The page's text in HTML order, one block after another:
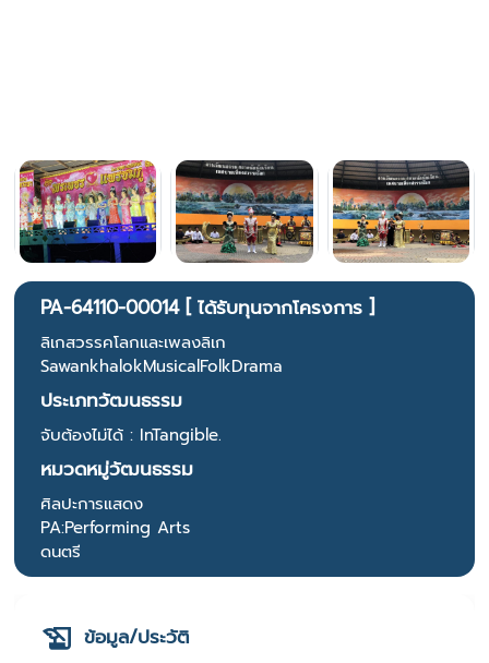
PA-64110-00014 [ ได้รับทุนจากโครงการ ]
ลิเกสวรรคโลกและเพลงลิเก
SawankhalokMusicalFolkDrama
ประเภทวัฒนธรรม
จับต้องไม่ได้ : InTangible.
หมวดหมู่วัฒนธรรม
ศิลปะการแสดง
PA:Performing Arts
ดนตรี
ข้อมูล/ประวัติ